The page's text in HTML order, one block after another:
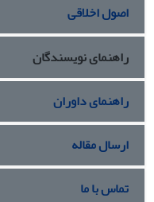
اصول اخلاقی
راهنمای نویسندگان
راهنمای داوران
ارسال مقاله
تماس با ما